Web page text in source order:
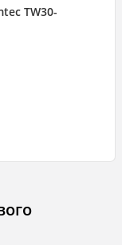
TW30-